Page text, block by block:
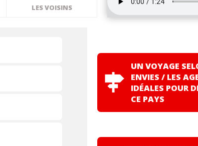
LES VOISINS
UN VOYAGE
ENVIES / LES
IDÉALES POUR
CE PAYS